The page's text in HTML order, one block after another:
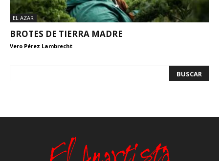
EL AZAR
BROTES DE TIERRA MADRE
Vero Pérez Lambrecht